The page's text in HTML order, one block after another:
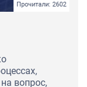
Прочитали: 2602
вопрос,